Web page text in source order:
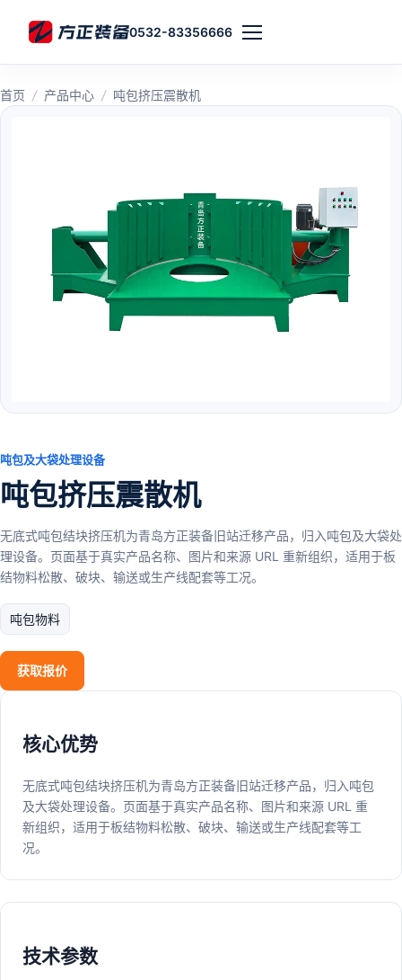
0532-83356666
首页 / 产品中心 / 吨包挤压震散机
吨包及大袋处理设备
吨包挤压震散机
无底式吨包结块挤压机为青岛方正装备旧站迁移产品，归入吨包及大袋处
理设备。页面基于真实产品名称、图片和来源 URL 重新组织，适用于板
结物料松散、破块、输送或生产线配套等工况。
吨包物料
获取报价
核心优势
无底式吨包结块挤压机为青岛方正装备旧站迁移产品，归入吨包
及大袋处理设备。页面基于真实产品名称、图片和来源 URL 重
新组织，适用于板结物料松散、破块、输送或生产线配套等工
况。
技术参数